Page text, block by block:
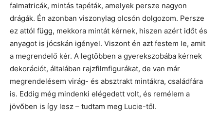
falmatricák, mintás tapéták, amelyek persze nagyon
drágák. Én azonban viszonylag olcsón dolgozom. Persze
ez attól függ, mekkora mintát kérnek, hiszen azért időt és
anyagot is jócskán igényel. Viszont én azt festem le, amit
a megrendelő kér. A legtöbben a gyerekszobába kérnek
dekorációt, általában rajzfilmfigurákat, de van már
megrendelésem virág- és absztrakt mintákra, családfára
is. Eddig még mindenki elégedett volt, és remélem a
jövőben is így lesz – tudtam meg Lucie-től.